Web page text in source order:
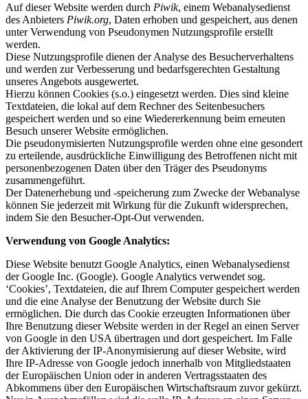
Auf dieser Website werden durch Piwik, einem Webanalysedienst
des Anbieters Piwik.org, Daten erhoben und gespeichert, aus denen
unter Verwendung von Pseudonymen Nutzungsprofile erstellt
werden.
Diese Nutzungsprofile dienen der Analyse des Besucherverhaltens
und werden zur Verbesserung und bedarfsgerechten Gestaltung
unseres Angebots ausgewertet.
Hierzu können Cookies (s.o.) eingesetzt werden. Dies sind kleine
Textdateien, die lokal auf dem Rechner des Seitenbesuchers
gespeichert werden und so eine Wiedererkennung beim erneuten
Besuch unserer Website ermöglichen.
Die pseudonymisierten Nutzungsprofile werden ohne eine gesondert
zu erteilende, ausdrückliche Einwilligung des Betroffenen nicht mit
personenbezogenen Daten über den Träger des Pseudonyms
zusammengeführt.
Der Datenerhebung und -speicherung zum Zwecke der Webanalyse
können Sie jederzeit mit Wirkung für die Zukunft widersprechen,
indem Sie den Besucher-Opt-Out verwenden.
Verwendung von Google Analytics:
Diese Website benutzt Google Analytics, einen Webanalysedienst
der Google Inc. (Google). Google Analytics verwendet sog.
‘Cookies’, Textdateien, die auf Ihrem Computer gespeichert werden
und die eine Analyse der Benutzung der Website durch Sie
ermöglichen. Die durch das Cookie erzeugten Informationen über
Ihre Benutzung dieser Website werden in der Regel an einen Server
von Google in den USA übertragen und dort gespeichert. Im Falle
der Aktivierung der IP-Anonymisierung auf dieser Website, wird
Ihre IP-Adresse von Google jedoch innerhalb von Mitgliedstaaten
der Europäischen Union oder in anderen Vertragsstaaten des
Abkommens über den Europäischen Wirtschaftsraum zuvor gekürzt.